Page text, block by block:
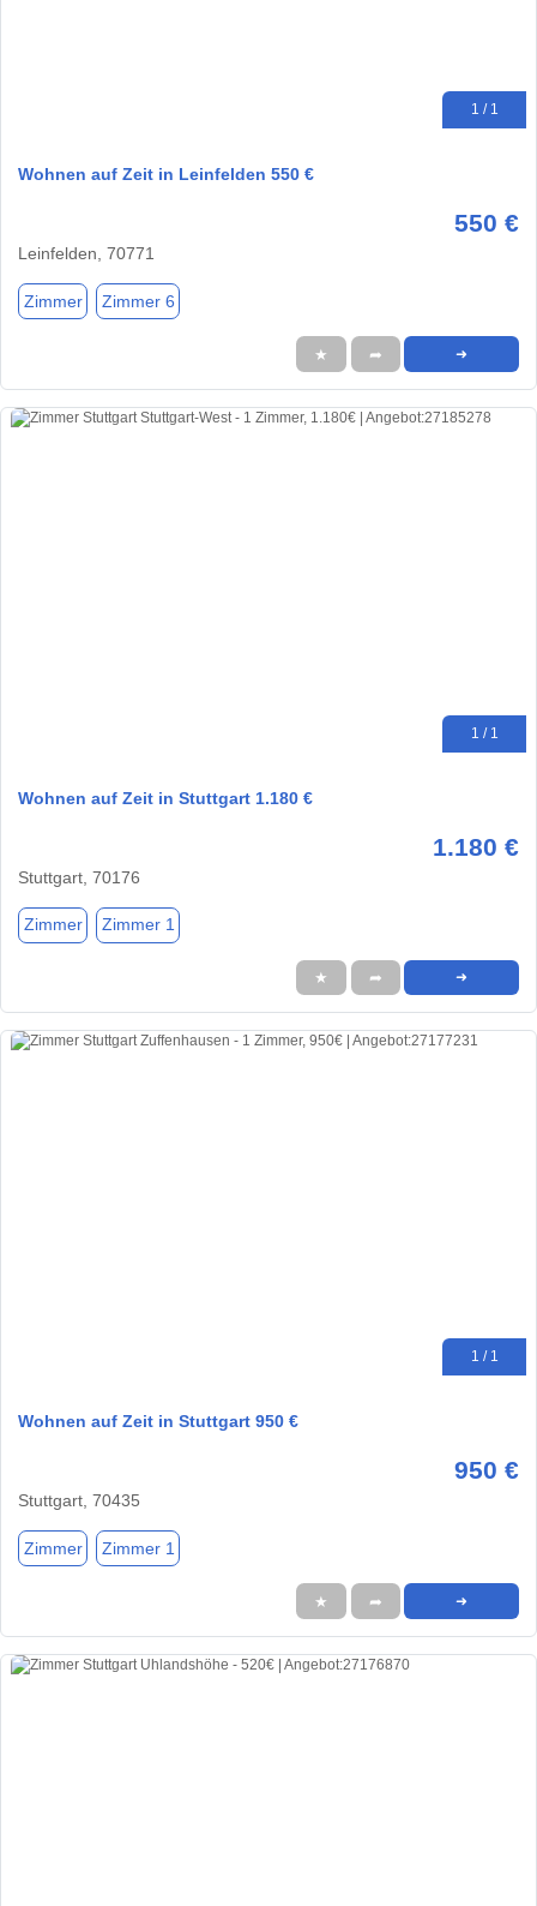
1 / 1
Wohnen auf Zeit in Leinfelden 550 €
550 €
Leinfelden, 70771
Zimmer Zimmer 6
★ ➦ ➜
1 / 1
Wohnen auf Zeit in Stuttgart 1.180 €
1.180 €
Stuttgart, 70176
Zimmer Zimmer 1
★ ➦ ➜
1 / 1
Wohnen auf Zeit in Stuttgart 950 €
950 €
Stuttgart, 70435
Zimmer Zimmer 1
★ ➦ ➜